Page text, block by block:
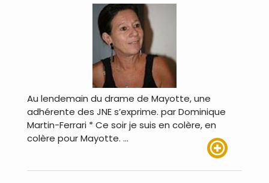
Au lendemain du drame de Mayotte, une
adhérente des JNE s’exprime. par Dominique
Martin-Ferrari * Ce soir je suis en colère, en
colère pour Mayotte. …